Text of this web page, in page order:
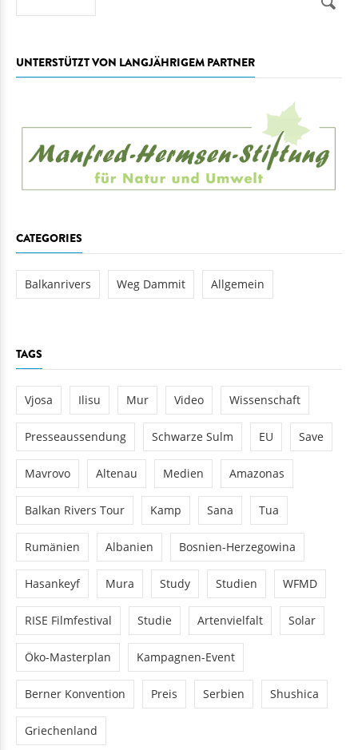
UNTERSTÜTZT VON LANGJÄHRIGEM PARTNER
CATEGORIES
Balkanrivers Weg Dammit Allgemein
Vjosa Ilisu Mur Video Wissenschaft
Presseaussendung Schwarze Sulm EU Save
Mavrovo Altenau Medien Amazonas
Balkan Rivers Tour Kamp Sana Tua
Rumänien Albanien Bosnien-Herzegowina
Hasankeyf Mura Study Studien WFMD
RISE Filmfestival Studie Artenvielfalt Solar
Öko-Masterplan Kampagnen-Event
Berner Konvention Preis Serbien Shushica
Griechenland